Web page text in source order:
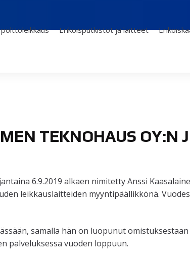
Erikoisputkistot ja laitteet
TEKNOHAUS OY:N
6.9.2019 alkaen nimitetty Anssi
leikkauslaitteiden myyntipäällikkönä.
samalla hän on luopunut
palveluksessa vuoden loppuun.